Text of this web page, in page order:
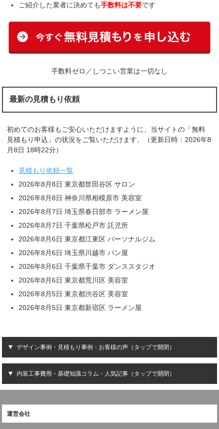
ご紹介した業者に決めても手数料は不要です
手数料ゼロ／しつこい営業は一切なし
最新の見積もり依頼
初めてのお客様もご安心いただけますように、当サイトの「無料
見積もり申込」の状況をご覧いただけます。（更新日時：2026年8
月8日 18時22分）
見積もり依頼一覧
2026年8月8日 東京都世田谷区 サロン
2026年8月8日 神奈川県相模原市 美容室
2026年8月7日 埼玉県春日部市 ラーメン屋
2026年8月7日 千葉県松戸市 託児所
2026年8月6日 東京都江東区 パーソナルジム
2026年8月6日 埼玉県川越市 パン屋
2026年8月6日 千葉県千葉市 ダンススタジオ
2026年8月6日 東京都荒川区 美容室
2026年8月5日 東京都渋谷区 美容室
2026年8月5日 東京都新宿区 ラーメン屋
デザイン事例・見積もり事例・お客様の声（タップで開閉）
内装工事費用・基礎知識コラム・人気記事（タップで開閉）
運営会社